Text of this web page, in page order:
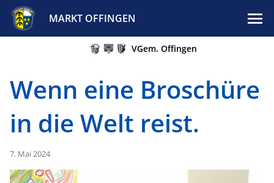
MARKT OFFINGEN
VGem. Offingen
Wenn eine Broschüre
in die Welt reist.
7. Mai 2024